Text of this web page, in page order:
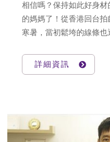
相信嗎？保持如此好身
的媽媽了！從香港回台
寒暑，當初鬆垮的線條
線可不能忽略唷！窈窕曲
院來操心囉，複合式體雕
詳細資訊